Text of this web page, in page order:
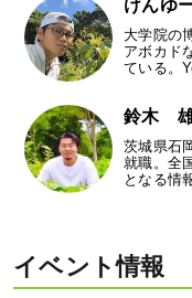
けんゆ
大学院の
アボカド
ている。
鈴木
茨城県石
就職。全
となる情
イベント情報